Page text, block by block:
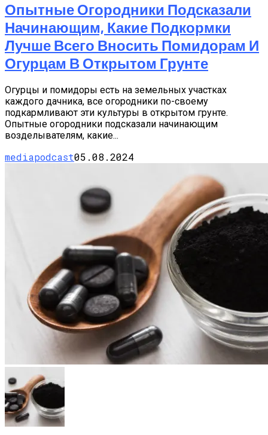
Опытные Огородники Подсказали
Начинающим, Какие Подкормки
Лучше Всего Вносить Помидорам И
Огурцам В Открытом Грунте
Огурцы и помидоры есть на земельных участках
каждого дачника, все огородники по-своему
подкармливают эти культуры в открытом грунте.
Опытные огородники подсказали начинающим
возделывателям, какие...
mediapodcast05.08.2024